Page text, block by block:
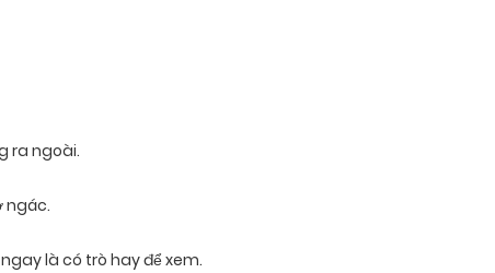
ra ngoài.
ngác.
là có trò hay để xem.